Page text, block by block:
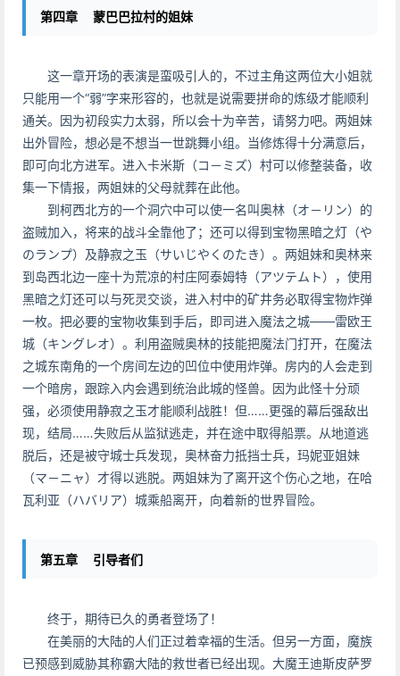
第四章 蒙巴巴拉村的姐妹
这一章开场的表演是蛮吸引人的，不过主角这两位大小姐就
只能用一个“弱”字来形容的，也就是说需要拼命的炼级才能顺利
通关。因为初段实力太弱，所以会十为辛苦，请努力吧。两姐妹
出外冒险，想必是不想当一世跳舞小组。当修炼得十分满意后，
即可向北方进军。进入卡米斯（コ－ミズ）村可以修整装备，收
集一下情报，两姐妹的父母就葬在此他。
到柯西北方的一个洞穴中可以使一名叫奥林（オ－リン）的
盗贼加入，将来的战斗全靠他了；还可以得到宝物黑暗之灯（や
のランプ）及静寂之玉（サいじやくのたき）。两姐妹和奥林来
到岛西北边一座十为荒凉的村庄阿泰姆特（アツテムト），使用
黑暗之灯还可以与死灵交谈，进入村中的矿井务必取得宝物炸弹
一枚。把必要的宝物收集到手后，即司进入魔法之城——雷欧王
城（キングレオ）。利用盗贼奥林的技能把魔法门打开，在魔法
之城东南角的一个房间左边的凹位中使用炸弹。房内的人会走到
一个暗房，跟踪入内会遇到统治此城的怪兽。因为此怪十分顽
强，必须使用静寂之玉才能顺利战胜！但……更强的幕后强敌出
现，结局……失败后从监狱逃走，并在途中取得船票。从地道逃
脱后，还是被守城士兵发现，奥林奋力抵挡士兵，玛妮亚姐妹
（マ－ニャ）才得以逃脱。两姐妹为了离开这个伤心之地，在哈
瓦利亚（ハバリア）城乘船离开，向着新的世界冒险。
第五章 引导者们
终于，期待已久的勇者登场了！
在美丽的大陆的人们正过着幸福的生活。但另一方面，魔族
已预感到威胁其称霸大陆的救世者已经出现。大魔王迪斯皮萨罗